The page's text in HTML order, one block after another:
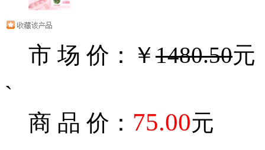
市 场 价：￥1480.50元
`
商 品 价： 75.00元